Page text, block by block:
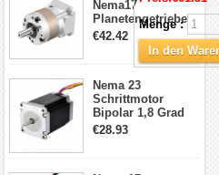
Nema17
Planetengetriebe
5:1 Spiel 15Arc-
min für Nema 17
Getriebe
€42.42
Nema 23
Schrittmotor
Bipolar 1,8 Grad
2,83Nm 4 A 2,26V
€28.93
Menge :
In den